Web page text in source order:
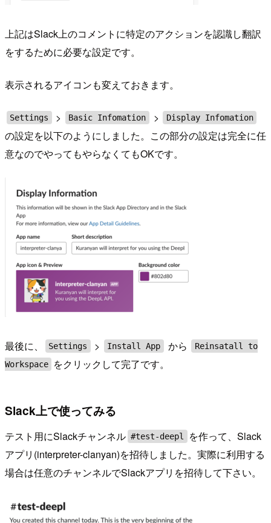
上記はSlack上のコメントに特定のアクションを認識し翻訳
をするために必要な設定です。
表示されるアイコンも変えておきます。
Settings > Basic Infomation > Display Infomation
の設定を以下のようにしました。この部分の設定は完全に任
意なのでやってもやらなくてもOKです。
最後に、 Settings > Install App から
Reinsatall to
Workspace
をクリックして完了です。
Slack上で使ってみる
テスト用にSlackチャンネル #test-deepl
を作って、Slack
アプリ(interpreter-clanyan)を招待しました。実際に利用する
場合は任意のチャンネルでSlackアプリを招待して下さい。